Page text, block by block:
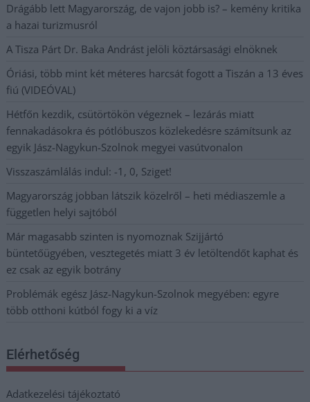
Drágább lett Magyarország, de vajon jobb is? – kemény kritika
a hazai turizmusról
A Tisza Párt Dr. Baka Andrást jelöli köztársasági elnöknek
Óriási, több mint két méteres harcsát fogott a Tiszán a 13 éves
fiú (VIDEÓVAL)
Hétfőn kezdik, csütörtökön végeznek – lezárás miatt
fennakadásokra és pótlóbuszos közlekedésre számítsunk az
egyik Jász-Nagykun-Szolnok megyei vasútvonalon
Visszaszámlálás indul: -1, 0, Sziget!
Magyarország jobban látszik közelről – heti médiaszemle a
független helyi sajtóból
Már magasabb szinten is nyomoznak Szijjártó
büntetőügyében, vesztegetés miatt 3 év letöltendőt kaphat és
ez csak az egyik botrány
Problémák egész Jász-Nagykun-Szolnok megyében: egyre
több otthoni kútból fogy ki a víz
Elérhetőség
Adatkezelési tájékoztató